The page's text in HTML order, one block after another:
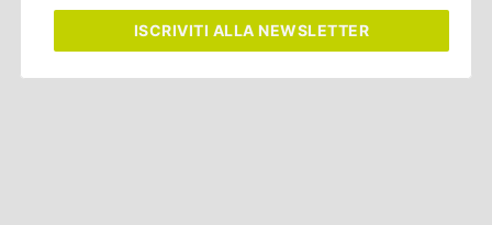
ISCRIVITI ALLA NEWSLETTER